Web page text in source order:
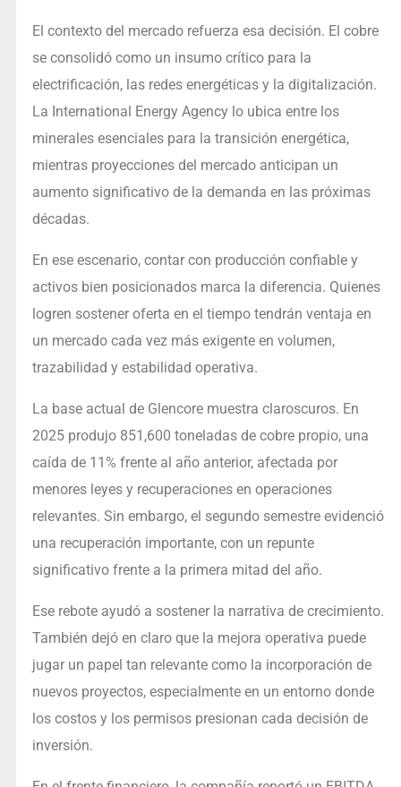
El contexto del mercado refuerza esa decisión. El cobre
se consolidó como un insumo crítico para la
electrificación, las redes energéticas y la digitalización.
La International Energy Agency lo ubica entre los
minerales esenciales para la transición energética,
mientras proyecciones del mercado anticipan un
aumento significativo de la demanda en las próximas
décadas.
En ese escenario, contar con producción confiable y
activos bien posicionados marca la diferencia. Quienes
logren sostener oferta en el tiempo tendrán ventaja en
un mercado cada vez más exigente en volumen,
trazabilidad y estabilidad operativa.
La base actual de Glencore muestra claroscuros. En
2025 produjo 851,600 toneladas de cobre propio, una
caída de 11% frente al año anterior, afectada por
menores leyes y recuperaciones en operaciones
relevantes. Sin embargo, el segundo semestre evidenció
una recuperación importante, con un repunte
significativo frente a la primera mitad del año.
Ese rebote ayudó a sostener la narrativa de crecimiento.
También dejó en claro que la mejora operativa puede
jugar un papel tan relevante como la incorporación de
nuevos proyectos, especialmente en un entorno donde
los costos y los permisos presionan cada decisión de
inversión.